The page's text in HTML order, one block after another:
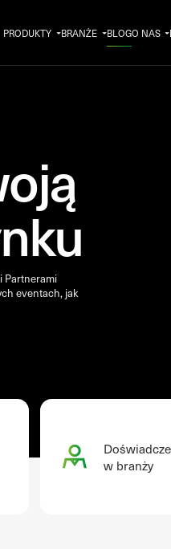
PRODUKTY BRANŻE BLOGO NAS
Partnerami
eventach, jak
w branży